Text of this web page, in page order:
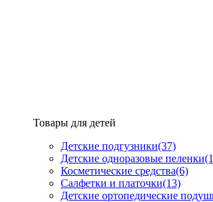
Товары для детей
Детские подгузники(37)
Детские одноразовые пеленки
Косметические средства(6)
Салфетки и платочки(13)
Детские ортопедические